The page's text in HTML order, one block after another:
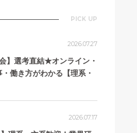
PICK UP
2026.07.27
】選考直結★オンライン・
働き方がわかる【理系・
2026.07.17